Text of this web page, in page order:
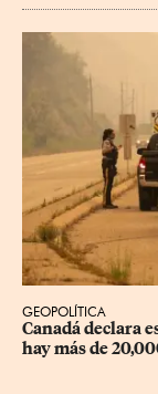
GEOPOLÍTICA
Canadá declara
hay más de